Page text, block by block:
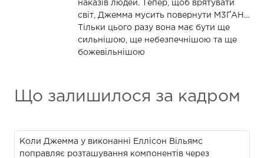
наказів людей. Тепер, щоб врятувати
світ, Джемма мусить повернути М3ҐАН…
Тільки цього разу вона має бути ще
сильнішою, ще небезпечнішою та ще
божевільнішою
Що залишилося за кадром
Коли Джемма у виконанні Еллісон Вільямс
поправляє розташування компонентів через